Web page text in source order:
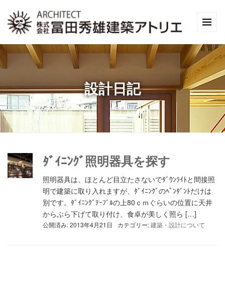
設計日記
ﾀﾞｲﾆﾝｸﾞ照明器具を探す
照明器具は、ほとんど目立たさないでﾀﾞｳﾝﾗｲﾄと間接照
明で建築に取り入れますが、ﾀﾞｲﾆﾝｸﾞのﾍﾟﾝﾀﾞﾝﾄだけは
別です。ﾀﾞｲﾆﾝｸﾞﾃｰﾌﾞﾙの上80ｃｍぐらいの位置に天井
からぶら下げて取り付け、食卓が美しく照ら […]
公開済み: 2013年4月21日 カテゴリー:建築・設計について